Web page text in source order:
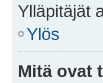
Ylläpitäjät
Ylös
Mitä ovat